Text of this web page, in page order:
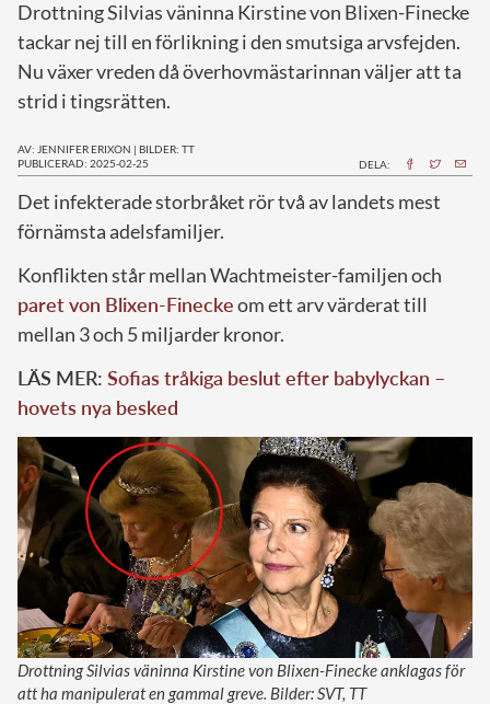
Drottning Silvias väninna Kirstine von Blixen-Finecke
tackar nej till en förlikning i den smutsiga arvsfejden.
Nu växer vreden då överhovmästarinnan väljer att ta
strid i tingsrätten.
AV: JENNIFER ERIXON | BILDER: TT
PUBLICERAD: 2025-02-25
DELA:
Det infekterade storbråket rör två av landets mest
förnämsta adelsfamiljer.
Konflikten står mellan Wachtmeister-familjen och
paret von Blixen-Fineckeom ett arv värderat till
mellan 3 och 5 miljarder kronor.
LÄS MER: Sofias tråkiga beslut efter babylyckan –
hovets nya besked
Drottning Silvias väninna Kirstine von Blixen-Finecke anklagas för
att ha manipulerat en gammal greve. Bilder: SVT, TT